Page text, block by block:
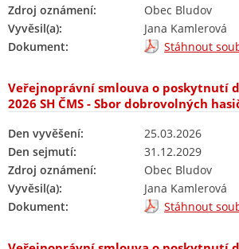
Zdroj oznámení:
Obec Bludov
Vyvěsil(a):
Jana Kamlerová
Dokument:
Stáhnout
Veřejnoprávní smlouva o poskytnutí
2026 SH ČMS - Sbor dobrovolných
Den vyvěšení:
25.03.2026
Den sejmutí:
31.12.2029
Zdroj oznámení:
Obec Bludov
Vyvěsil(a):
Jana Kamlerová
Dokument:
Stáhnout